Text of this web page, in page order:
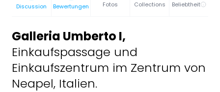
Discussion Bewertungen Fotos Collections Beliebtheit
Galleria Umberto I,
Einkaufspassage und
Einkaufszentrum im Zentrum von
Neapel, Italien.